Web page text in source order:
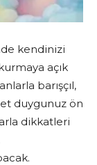
kendinizi
açık
barışçıl,
duygunuz ön
dikkatleri